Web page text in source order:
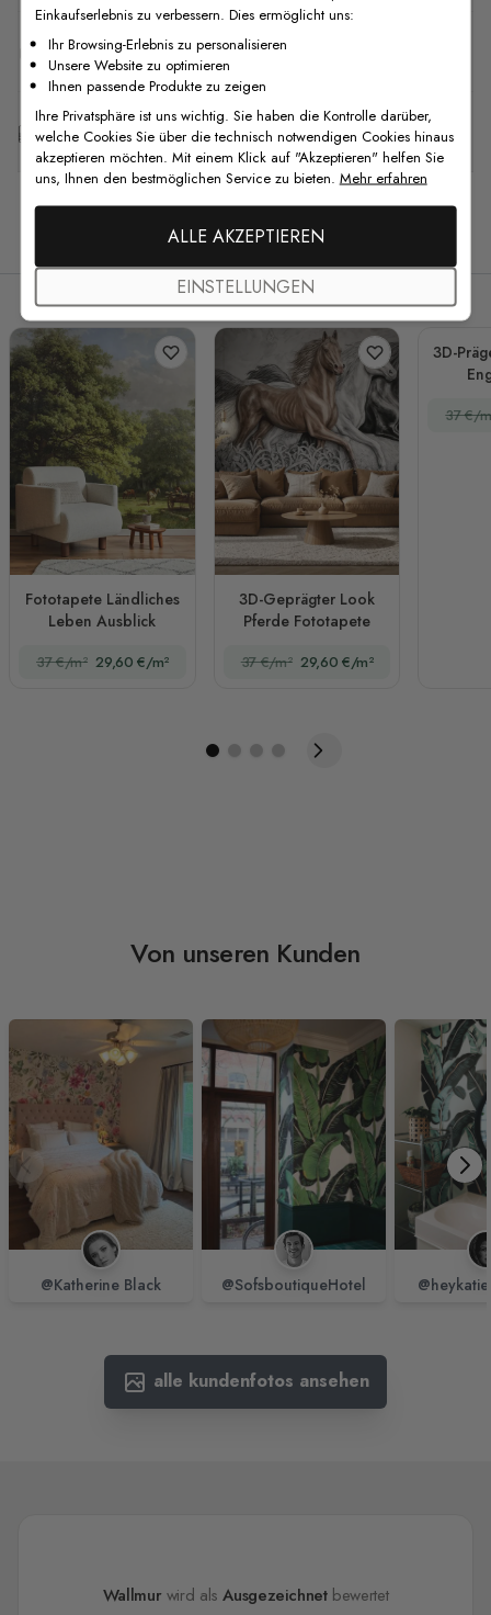
F.A.Q
Kostenlose Anpassung
Verwandte Produkte
Fototapete Ländliches
Leben Ausblick
37 €/m² 29,60 €/m²
3D-Geprägter Look
Pferde Fototapete
37 €/m² 29,60 €/m²
3D-
37 €/
Von unseren Kunden
@Katherine Black @SofsboutiqueHotel
alle kundenfotos ansehen
Wallmur wird alsAusgezeichnetbewertet
Einkaufserlebnis zu verbessern. Dies ermöglicht uns:
Ihr Browsing-Erlebnis zu personalisieren
Unsere Website zu optimieren
Ihnen passende Produkte zu zeigen
Ihre Privatsphäre ist uns wichtig. Sie haben die Kontrolle darüber,
welche Cookies Sie über die technisch notwendigen Cookies hinaus
akzeptieren möchten. Mit einem Klick auf "Akzeptieren" helfen Sie
uns, Ihnen den bestmöglichen Service zu bieten. Mehr erfahren
ALLE AKZEPTIEREN
EINSTELLUNGEN